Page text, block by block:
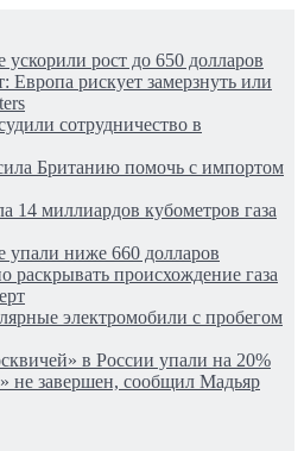
рост до 650 долларов
Европа рискует замерзнуть или
сотрудничество в
Британию помочь с импортом
14 миллиардов кубометров газа
упали ниже 660 долларов
раскрывать происхождение газа
электромобили с пробегом
в России упали на 20%
завершен, сообщил Мадьяр